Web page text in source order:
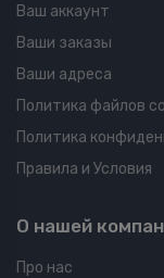
Ваш аккаунт
Ваши заказы
Ваши адреса
Политика файлов
Политика
Правила и Условия
О нашей
Про нас